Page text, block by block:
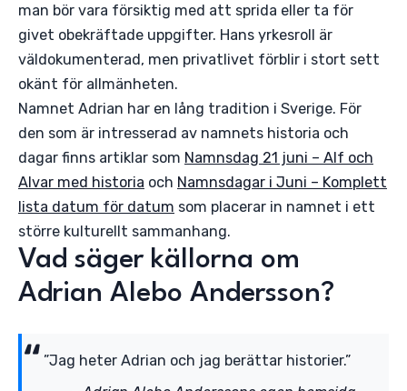
man bör vara försiktig med att sprida eller ta för
givet obekräftade uppgifter. Hans yrkesroll är
väldokumenterad, men privatlivet förblir i stort sett
okänt för allmänheten.
Namnet Adrian har en lång tradition i Sverige. För
den som är intresserad av namnets historia och
dagar finns artiklar som Namnsdag 21 juni – Alf och
Alvar med historia och Namnsdagar i Juni – Komplett
lista datum för datum som placerar in namnet i ett
större kulturellt sammanhang.
Vad säger källorna om
Adrian Alebo Andersson?
”Jag heter Adrian och jag berättar historier.”